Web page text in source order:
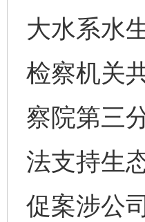
大水系水
检察机关
察院第三
法支持生
促案涉公